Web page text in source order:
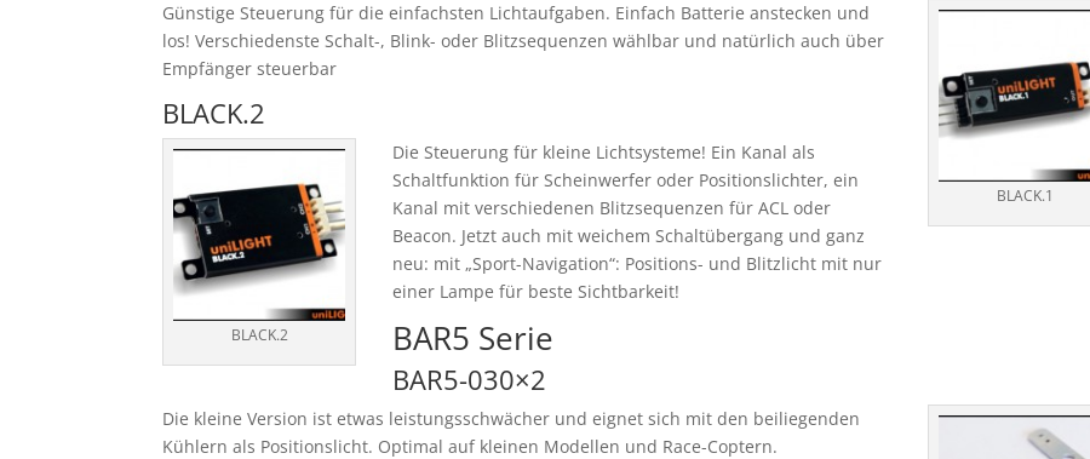
BLACK.1
Günstige Steuerung für die einfachsten Lichtaufgaben. Einfach Batterie anstecken und
los! Verschiedenste Schalt-, Blink- oder Blitzsequenzen wählbar und natürlich auch über
Empfänger steuerbar
BLACK.2
BLACK.2
Die Steuerung für kleine Lichtsysteme! Ein Kanal als
Schaltfunktion für Scheinwerfer oder Positionslichter, ein
Kanal mit verschiedenen Blitzsequenzen für ACL oder
Beacon. Jetzt auch mit weichem Schaltübergang und ganz
neu: mit „Sport-Navigation“: Positions- und Blitzlicht mit nur
einer Lampe für beste Sichtbarkeit!
BAR5 Serie
BAR5-030×2
Die kleine Version ist etwas leistungsschwächer und eignet sich mit den beiliegenden
Kühlern als Positionslicht. Optimal auf kleinen Modellen und Race-Coptern.